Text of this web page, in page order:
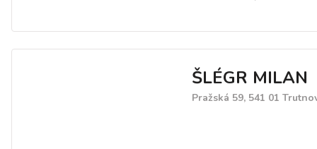
ŠLÉGR MILAN
Pražská 59, 541 01